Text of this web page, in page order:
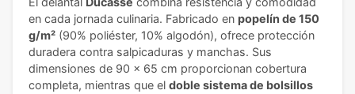
en cada jornada culinaria. Fabricado en popelín de 150
g/m² (90% poliéster, 10% algodón), ofrece protección
duradera contra salpicaduras y manchas. Sus
dimensiones de 90 x 65 cm proporcionan cobertura
completa, mientras que el doble sistema de bolsillos